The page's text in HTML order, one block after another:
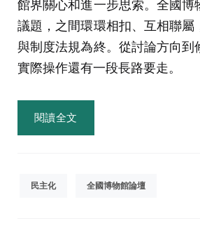
館界關心和進一步思索。全國博
議題，之間環環相扣、互相聯屬
與制度法規為終。從討論方向到
實際操作還有一段長路要走。
閱讀全文
民主化 全國博物館論壇